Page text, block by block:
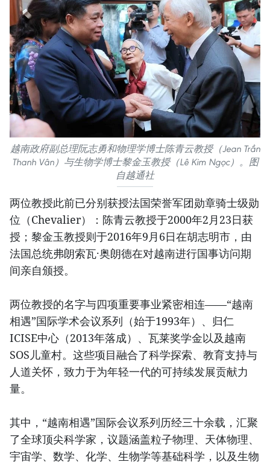
越南政府副总理阮志勇和物理学博士陈青云教授（Jean Trần
Thanh Vân）与生物学博士黎金玉教授（Lê Kim Ngọc）。图
自越通社
两位教授此前已分别获授法国荣誉军团勋章骑士级勋
位（Chevalier）：陈青云教授于2000年2月23日获
授；黎金玉教授则于2016年9月6日在胡志明市，由
法国总统弗朗索瓦·奥朗德在对越南进行国事访问期
间亲自颁授。
两位教授的名字与四项重要事业紧密相连——“越南
相遇”国际学术会议系列（始于1993年）、归仁
ICISE中心（2013年落成）、瓦莱奖学金以及越南
SOS儿童村。这些项目融合了科学探索、教育支持与
人道关怀，致力于为年轻一代的可持续发展贡献力
量。
其中，“越南相遇”国际会议系列历经三十余载，汇聚
了全球顶尖科学家，议题涵盖粒子物理、天体物理、
宇宙学、数学、化学、生物学等基础科学，以及生物